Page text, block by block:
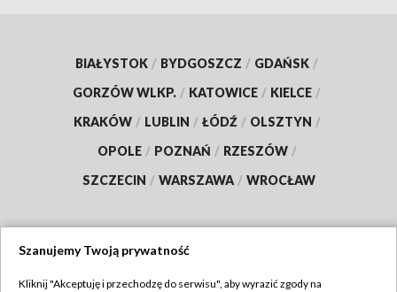
BIAŁYSTOK / BYDGOSZCZ / GDAŃSK /
GORZÓW WLKP. / KATOWICE / KIELCE /
KRAKÓW / LUBLIN / ŁÓDŹ / OLSZTYN /
OPOLE / POZNAŃ / RZESZÓW /
SZCZECIN / WARSZAWA / WROCŁAW
Szanujemy Twoją prywatność
Kliknij "Akceptuję i przechodzę do serwisu", aby wyrazić zgody na